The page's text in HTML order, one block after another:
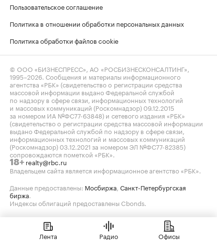
Пользовательское соглашение
Политика в отношении обработки персональных данных
Политика обработки файлов cookie
© ООО «БИЗНЕСПРЕСС», АО «РОСБИЗНЕСКОНСАЛТИНГ»,
1995–2026 . Сообщения и материалы информационного
агентства «РБК» (свидетельство о регистрации средства
массовой информации выдано Федеральной службой
по надзору в сфере связи, информационных технологий
и массовых коммуникаций (Роскомнадзор) 09.12.2015
за номером ИА №ФС77-63848) и сетевого издания «РБК»
(свидетельство о регистрации средства массовой информации
выдано Федеральной службой по надзору в сфере связи,
информационных технологий и массовых коммуникаций
(Роскомнадзор) 03.12.2021 за номером ЭЛ №ФС77-82385)
сопровождаются пометкой «РБК».
18+ realty@rbc.ru
Владельцем сайта является информационное агентство «РБК».
Данные предоставлены: Мосбиржа Санкт-Петербургская
биржа
Индексы облигаций предоставлены Cbonds.
Лента Радио Офисы